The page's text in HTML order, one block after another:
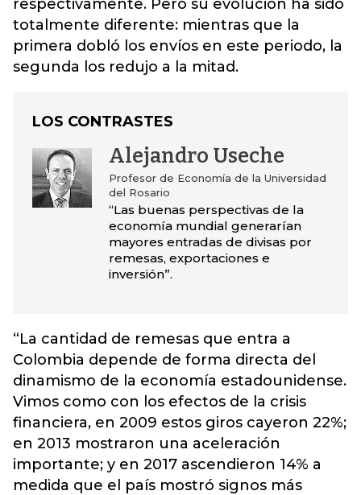
respectivamente. Pero su evolución ha sido
totalmente diferente: mientras que la
primera dobló los envíos en este periodo, la
segunda los redujo a la mitad.
LOS CONTRASTES
Alejandro Useche
Profesor de Economía de la Universidad
del Rosario
“Las buenas perspectivas de la
economía mundial generarían
mayores entradas de divisas por
remesas, exportaciones e
inversión”.
“La cantidad de remesas que entra a
Colombia depende de forma directa del
dinamismo de la economía estadounidense.
Vimos como con los efectos de la crisis
financiera, en 2009 estos giros cayeron 22%;
en 2013 mostraron una aceleración
importante; y en 2017 ascendieron 14% a
medida que el país mostró signos más